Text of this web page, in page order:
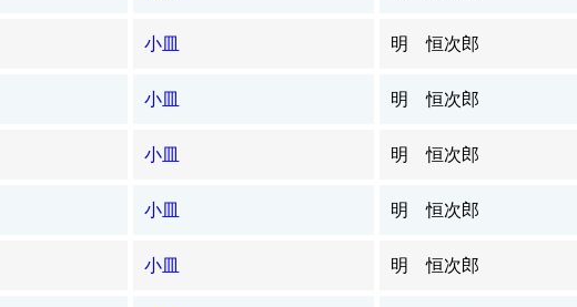
小皿 明 恒次郎
小皿 明 恒次郎
小皿 明 恒次郎
小皿 明 恒次郎
小皿 明 恒次郎